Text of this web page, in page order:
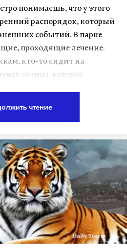
понимаешь, что у этого
распорядок, который
событий. В парке
проходящие лечение.
кто-то сидит на
солнца, которое
— спрашиваю я у одного из
— услышите.
корпусом
сцена. Возле
зрители. Кто-то пришел
чтение